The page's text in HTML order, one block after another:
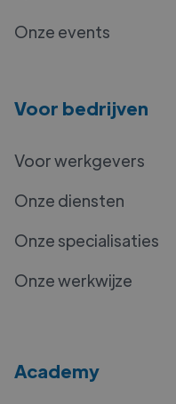
Onze events
Voor bedrijven
Voor werkgevers
Onze diensten
Onze specialisaties
Onze werkwijze
Academy